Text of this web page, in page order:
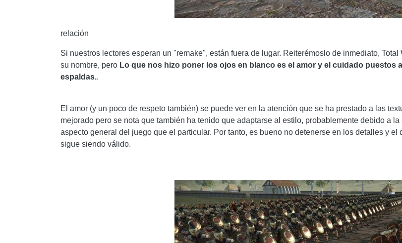
relación
Si nuestros lectores esperan un "remake", están fuera de lugar. Reiterémoslo de inmediato,
su nombre, pero Lo que nos hizo poner los ojos en blanco es el amor y el cuidado puestos
espaldas..
El amor (y un poco de respeto también) se puede ver en la atención que se ha prestado a las
mejorado pero se nota que también ha tenido que adaptarse al estilo, probablemente debido a
aspecto general del juego que el particular. Por tanto, es bueno no detenerse en los detalles y
sigue siendo válido.